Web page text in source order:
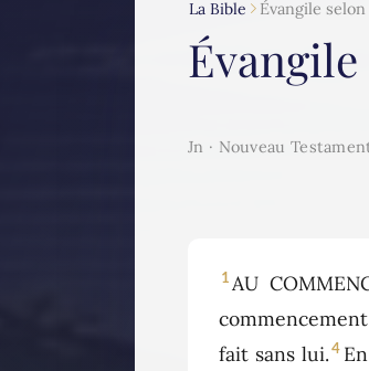
La Bible Évangile
Évangile
Jn · Nouveau
1 AU
fait sans lui.4